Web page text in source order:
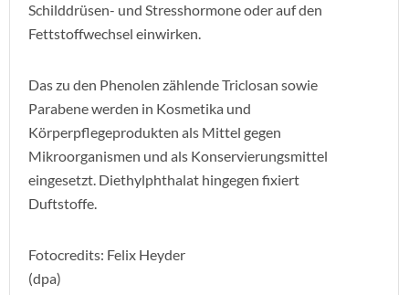
Schilddrüsen- und Stresshormone oder auf den
Fettstoffwechsel einwirken.
Das zu den Phenolen zählende Triclosan sowie
Parabene werden in Kosmetika und
Körperpflegeprodukten als Mittel gegen
Mikroorganismen und als Konservierungsmittel
eingesetzt. Diethylphthalat hingegen fixiert
Duftstoffe.
Fotocredits: Felix Heyder
(dpa)